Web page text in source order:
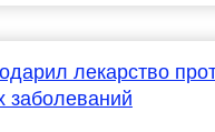
лекарство
заболеваний